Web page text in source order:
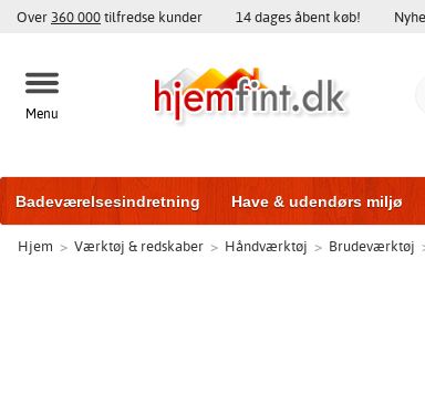
Over 360 000tilfredse kunder 14 dages åbent køb!
Menu
Badeværelsesindretning Have & udendørs miljø
Træningsudstyr Yderdøre Vinduer
Hjem > Værktøj & redskaber > Håndværktøj > Brudeværktøj